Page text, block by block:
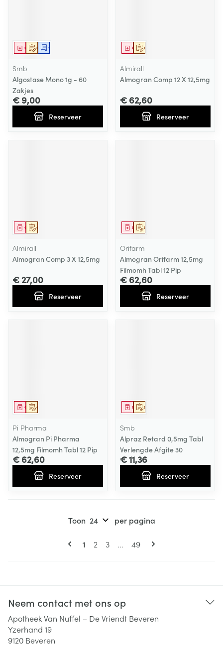
Op voorschrift
GeneesmiddelSchriftelijke aanvraag
Smb
Algostase Mono 1g - 60
Zakjes
€ 9,00
Reserveer
Op voorschrift
Geneesmiddel
Almirall
Almogran Comp 12 X 12,5mg
€ 62,60
Reserveer
Op voorschrift
Geneesmiddel
Almirall
Almogran Comp 3 X 12,5mg
€ 27,00
Reserveer
Op voorschrift
Geneesmiddel
Orifarm
Almogran Orifarm 12,5mg
Filmomh Tabl 12 Pip
€ 62,60
Reserveer
Op voorschrift
Geneesmiddel
Pi Pharma
Almogran Pi Pharma
12,5mg Filmomh Tabl 12 Pip
€ 62,60
Reserveer
Op voorschrift
Geneesmiddel
Smb
Alpraz Retard 0,5mg Tabl
Verlengde Afgite 30
€ 11,36
Reserveer
Pagina's
U lees momenteel pagina
1 Pagina
2 Pagina
3 ... Pagina
49
Toon per pagina
Neem contact met ons op
Apotheek Van Nuffel – De Vriendt Beveren
Yzerhand 19
9120 Beveren